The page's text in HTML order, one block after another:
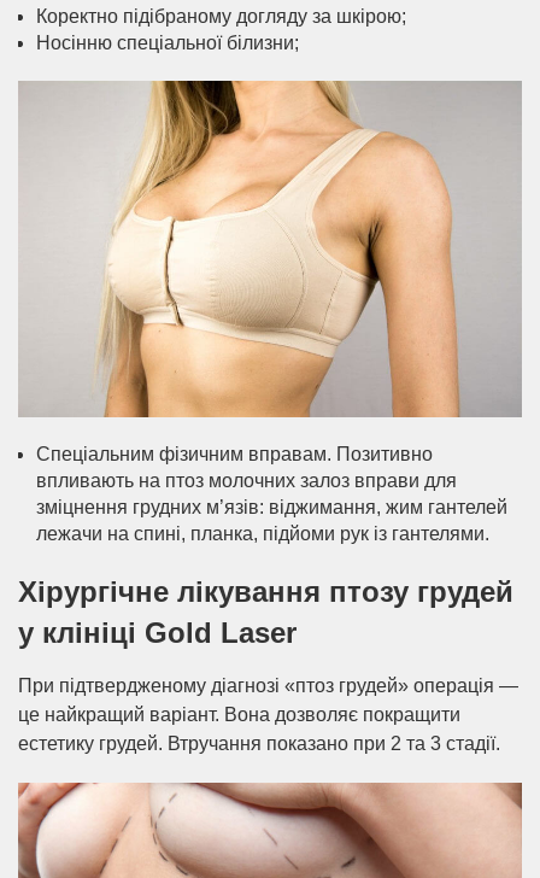
Коректно підібраному догляду за шкірою;
Носінню спеціальної білизни;
Спеціальним фізичним вправам. Позитивно
впливають на птоз молочних залоз вправи для
зміцнення грудних м’язів: віджимання, жим гантелей
лежачи на спині, планка, підйоми рук із гантелями.
Хірургічне лікування птозу грудей
у ​​клініці Gold Laser
При підтвердженому діагнозі «птоз грудей» операція —
це найкращий варіант. Вона дозволяє покращити
естетику грудей. Втручання показано при 2 та 3 стадії.